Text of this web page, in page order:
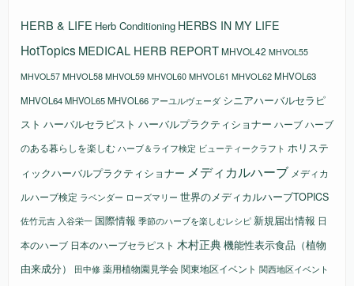
HERB & LIFE Herb Conditioning HERBS IN MY LIFE
HotTopics MEDICAL HERB REPORTMHVOL42 MHVOL55
MHVOL57 MHVOL58 MHVOL59 MHVOL60 MHVOL61 MHVOL62MHVOL63
MHVOL64MHVOL65MHVOL66 アーユルヴェーダ シニアハーバルセラピ
スト ハーバルセラピスト ハーバルプラクティショナー ハーブハーブ
のある暮らしを楽しむ ハーブ＆ライフ検定 ビューティークラフト ホリステ
ィックハーバルプラクティショナー メディカルハーブ メディカ
ルハーブ検定 ラベンダー ローズマリー 世界のメディカルハーブTOPICS
佐竹元吉 入谷栄一 国際情報 季節のハーブを楽しむレシピ 新規届出情報 日
本のハーブ 日本のハーブセラピスト 木村正典機能性表示食品（植物
由来成分）
田中修 薬用植物園見学会関東地区イベント 関西地区イベント